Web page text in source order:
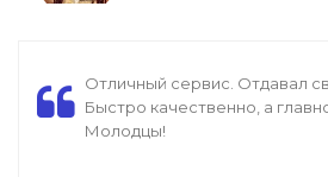
Отличный сервис. Отдавал
Быстро качественно, а
Молодцы!